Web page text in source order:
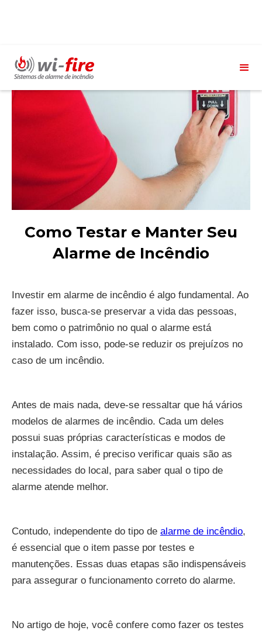
Como Testar e Manter Seu
Alarme de Incêndio
Investir em alarme de incêndio é algo fundamental. Ao
fazer isso, busca-se preservar a vida das pessoas,
bem como o patrimônio no qual o alarme está
instalado. Com isso, pode-se reduzir os prejuízos no
caso de um incêndio.
Antes de mais nada, deve-se ressaltar que há vários
modelos de alarmes de incêndio. Cada um deles
possui suas próprias características e modos de
instalação. Assim, é preciso verificar quais são as
necessidades do local, para saber qual o tipo de
alarme atende melhor.
Contudo, independente do tipo de alarme de incêndio,
é essencial que o item passe por testes e
manutenções. Essas duas etapas são indispensáveis
para assegurar o funcionamento correto do alarme.
No artigo de hoje, você confere como fazer os testes